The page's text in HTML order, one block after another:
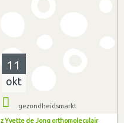
11
okt
gezondheidsmarkt
z Yvette de Jong orthomoleculair